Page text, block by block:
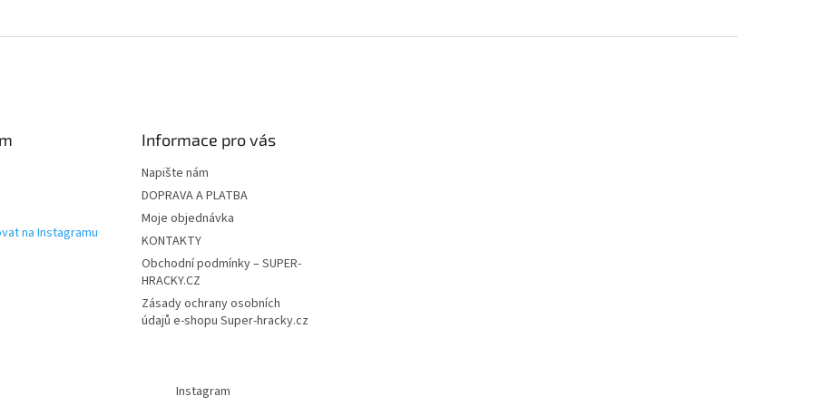
na Instagramu
Informace pro vás
Napište nám
DOPRAVA A PLATBA
Moje objednávka
KONTAKTY
Obchodní podmínky – SUPER-
HRACKY.CZ
Zásady ochrany osobních
údajů e-shopu Super-hracky.cz
Instagram